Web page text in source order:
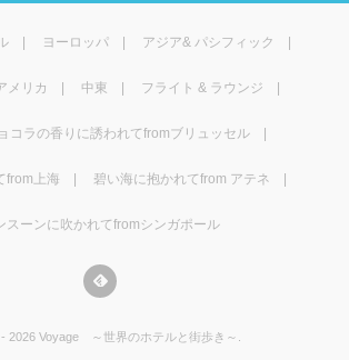
ヨーロッパ アジア& パシフィック
メリカ 中東 フライト & ラウンジ
コラの香りに誘われてfromブリュッセル
from上海 碧い海に抱かれてfrom アテネ
スーンに吹かれてfromシンガポール
2026 Voyage ～世界のホテルと街歩き～